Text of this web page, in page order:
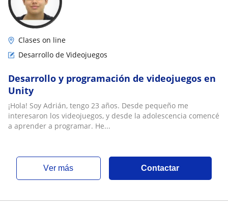
Clases on line
Desarrollo de Videojuegos
Desarrollo y programación de videojuegos en
Unity
¡Hola! Soy Adrián, tengo 23 años. Desde pequeño me
interesaron los videojuegos, y desde la adolescencia comencé
a aprender a programar. He...
ver más Contactar